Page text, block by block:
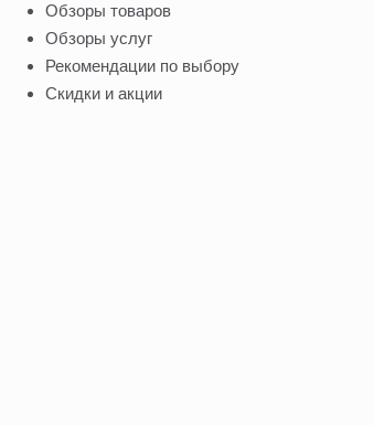
Обзоры товаров
Обзоры услуг
Рекомендации по выбору
Скидки и акции